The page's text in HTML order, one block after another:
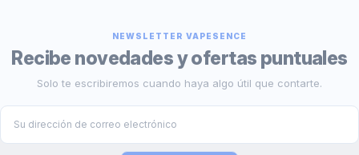
NEWSLETTER VAPESENCE
Recibe novedades y ofertas puntuales
Solo te escribiremos cuando haya algo útil que contarte.